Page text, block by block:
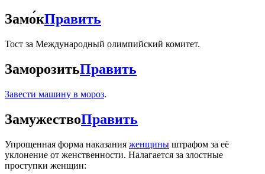
Замо́кПравить
Тост за Международный олимпийский комитет.
ЗаморозитьПравить
Завести машину в мороз.
ЗамужествоПравить
Упрощенная форма наказания женщины штрафом за её
уклонение от женственности. Налагается за злостные
проступки женщин: